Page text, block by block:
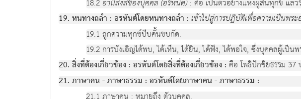
18.2 อานิสงส์ของบุคคล (อรหันต์): คือ เป็นตัวอย่างแห่งผู้สิ้นทุกข์ แล้ว
19. หนทางถลำ : อรหันต์โดยหนทางถลำ : เข้าไปสู่การปฏิบัติเพื่อความเป็นพร
19.1 ถูกความทุกข์บีบคั้นขบกัด.
19.2 การบังเอิญได้พบ, ได้เห็น, ได้ยิน, ได้ฟัง, ได้พอใจ, ซึ่งบุคคลผู้เป็น
20. สิ่งที่ต้องเกี่ยวข้อง : อรหันต์โดยสิ่งที่ต้องเกี่ยวข้อง : คือ โพธิปักขิยธรรม 37
21. ภาษาคน - ภาษาธรรม : อรหันต์โดยภาษาคน - ภาษาธรรม :